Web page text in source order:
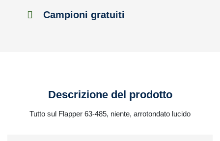
Campioni gratuiti
Descrizione del prodotto
Tutto sul Flapper 63-485, niente, arrotondato lucido